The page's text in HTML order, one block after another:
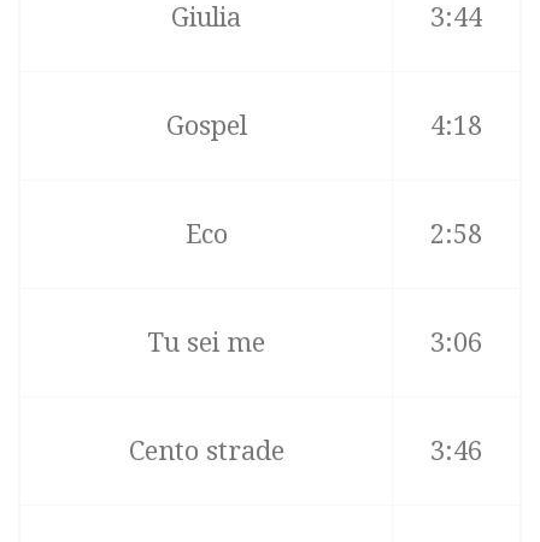
Giulia 3:44
Gospel 4:18
Eco 2:58
Tu sei me 3:06
Cento strade 3:46